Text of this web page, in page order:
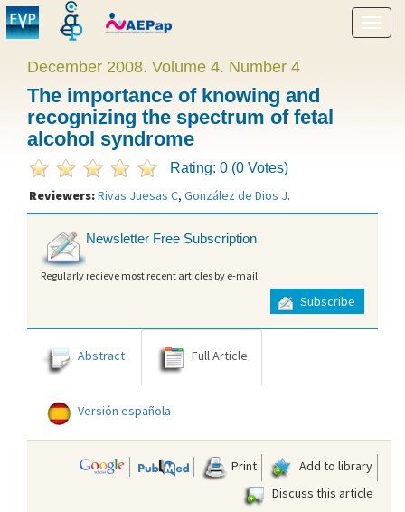
Show
menu
December 2008. Volume 4. Number 4
The importance of knowing and
recognizing the spectrum of fetal
alcohol syndrome
Rating: 0 (0 Votes)
Reviewers:Rivas Juesas C, González de Dios J.
Newsletter Free Subscription
Regularly recieve most recent articles by e-mail
Subscribe
Abstract Full Article
Versión española
Print
Add to library
Discuss this article